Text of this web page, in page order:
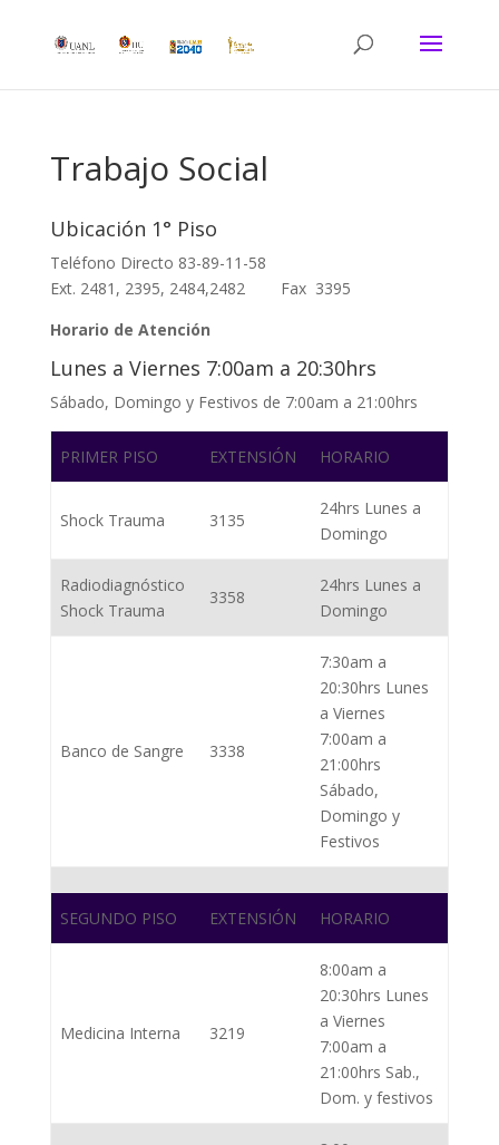
Trabajo Social
Ubicación 1° Piso
Teléfono Directo 83-89-11-58
Ext. 2481, 2395, 2484,2482 Fax 3395
Horario de Atención
Lunes a Viernes 7:00am a 20:30hrs
Sábado, Domingo y Festivos de 7:00am a 21:00hrs
PRIMER PISO EXTENSIÓN HORARIO
Shock Trauma 3135
24hrs Lunes a
Domingo
Radiodiagnóstico
Shock Trauma
3358
24hrs Lunes a
Domingo
Banco de Sangre 3338
7:30am a
20:30hrs Lunes
a Viernes
7:00am a
21:00hrs
Sábado,
Domingo y
Festivos
SEGUNDO PISO EXTENSIÓN HORARIO
Medicina Interna 3219
8:00am a
20:30hrs Lunes
a Viernes
7:00am a
21:00hrs Sab.,
Dom. y festivos